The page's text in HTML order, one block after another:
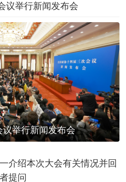
议举行新闻发布会
议举行新闻发布会
介绍本次大会有关情况并回
提问